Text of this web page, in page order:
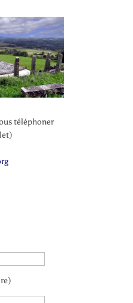
téléphoner